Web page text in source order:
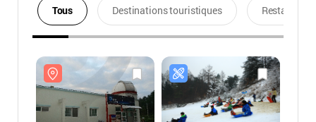
Tous Destinations touristiques Restaurants